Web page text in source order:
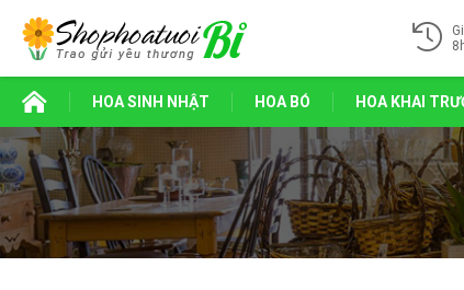
HOA SINH NHẬT HOA BÓ HOA KHAI